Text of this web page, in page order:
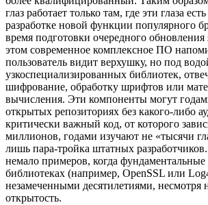
глаз работает только там, где эти глаза
разработке новой функции популярного
время подготовки очередного
этом современное комплексное ПО
пользователь видит верхушку, но под
узкоспециализированных библиотек,
шифрование, обработку шрифтов или
вычисления. Эти компоненты могут
открытых репозиториях без какого-либо
критически важный код, от которого
миллионов, годами изучают не «тысячи
лишь пара-тройка штатных
немало примеров, когда фундаментальные
библиотеках (например, OpenSSL или
незамеченными десятилетиями, несмотря
открытость.